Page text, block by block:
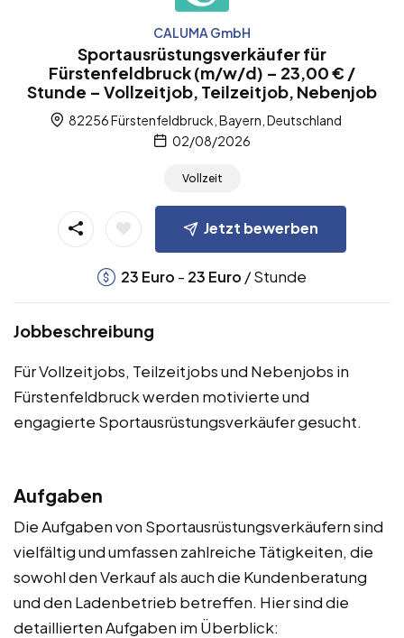
CALUMA GmbH
Sportausrüstungsverkäufer für
Fürstenfeldbruck (m/w/d) – 23,00 € /
Stunde – Vollzeitjob, Teilzeitjob, Nebenjob
82256 Fürstenfeldbruck, Bayern, Deutschland
02/08/2026
Vollzeit
Jetzt bewerben
23 Euro - 23 Euro / Stunde
Jobbeschreibung
Für Vollzeitjobs, Teilzeitjobs und Nebenjobs in
Fürstenfeldbruck werden motivierte und
engagierte Sportausrüstungsverkäufer gesucht.
Aufgaben
Die Aufgaben von Sportausrüstungsverkäufern sind
vielfältig und umfassen zahlreiche Tätigkeiten, die
sowohl den Verkauf als auch die Kundenberatung
und den Ladenbetrieb betreffen. Hier sind die
detaillierten Aufgaben im Überblick: